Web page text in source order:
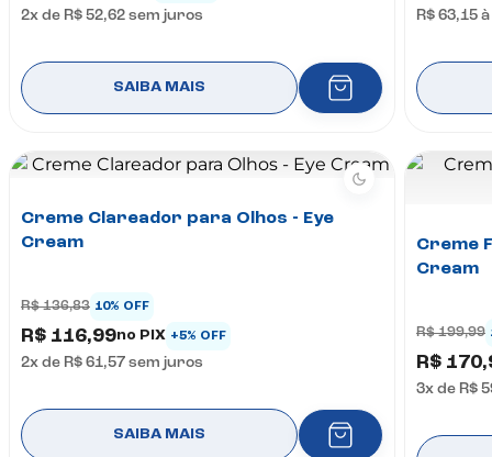
2x de R$ 52,62 sem juros
SAIBA MAIS
R$ 63,15
Creme Clareador para Olhos - Eye
Cream
R$ 136,83 10% OFF
R$ 116,99no PIX +5% OFF
2x de R$ 61,57 sem juros
SAIBA MAIS
Creme
Cream
R$ 199,99
R$
3x de R$